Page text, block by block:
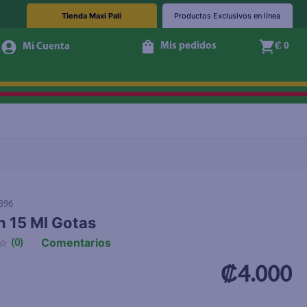
Tienda Maxi Palí Productos Exclusivos en línea
Mis pedidos ₡ 0
15 Ml Gotas
☆ (0) Comentarios
₡4.000